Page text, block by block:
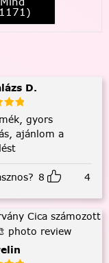
1171)
D.
gyors
ajánlom a
8 4